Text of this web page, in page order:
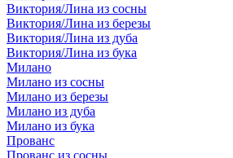
Виктория/Лина из сосны
Виктория/Лина из березы
Виктория/Лина из дуба
Виктория/Лина из бука
Милано
Милано из сосны
Милано из березы
Милано из дуба
Милано из бука
Прованс
Прованс из сосны